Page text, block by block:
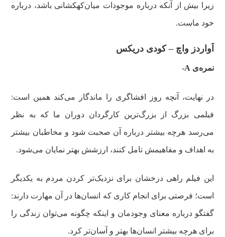
زیرا بیش از آنکه درباره موجودات میان‌کهکشانی باشد، درباره
خود ماست.
اَواردز واچ – کودی دریکس
نمره‌ی A-
در نهایت، آنچه روز افشاگری را ماندگار می‌کند همین است:
فیلمی بزرگ از بزرگ‌ترین کارگردان دوران ما که به نظر
می‌رسد هرچه بیشتر درباره آن صحبت شود و مخاطبان بیشتر
به اهداف و مفاهیمش تامل کنند، ارزشش بهتر نمایان می‌شود.
این فیلم راهی درخشان برای نزدیک‌تر کردن مردم به یکدیگر
است؛ فرصتی برای انجام کاری که انسان‌ها در آن مهارت دارند:
گفتگو درباره معنای وجودمان و اینکه چگونه می‌توان زندگی را
برای هرچه بیشتر انسان‌ها بهتر و آسان‌تر کرد.